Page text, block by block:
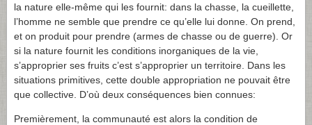
la nature elle-même qui les fournit: dans la chasse, la cueillette,
l’homme ne semble que prendre ce qu’elle lui donne. On prend,
et on produit pour prendre (armes de chasse ou de guerre). Or
si la nature fournit les conditions inorganiques de la vie,
s’approprier ses fruits c’est s’approprier un territoire. Dans les
situations primitives, cette double appropriation ne pouvait être
que collective. D’où deux conséquences bien connues:
Premièrement, la communauté est alors la condition de